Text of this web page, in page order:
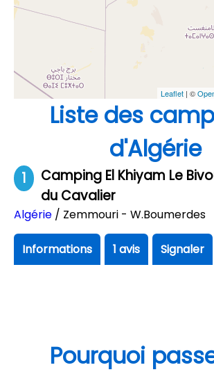
Leaflet | ©
Liste des
d'Algérie
1
Camping El Khiyam Le
du Cavalier
Algérie / Zemmouri - W.Boumerdes
Informations 1 avis Signaler
Pourquoi